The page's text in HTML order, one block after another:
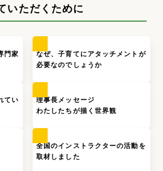
いただくために
門家
なぜ、子育てにアタッチメントが
必要なのでしょうか
てい
理事長メッセージ
わたしたちが描く世界観
全国のインストラクターの活動を
取材しました